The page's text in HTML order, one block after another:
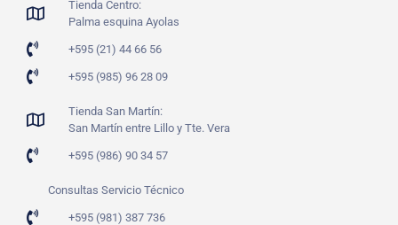
Tienda Centro:
Palma esquina Ayolas
+595 (21) 44 66 56
+595 (985) 96 28 09
Tienda San Martín:
San Martín entre Lillo y Tte. Vera
+595 (986) 90 34 57
Consultas Servicio Técnico
+595 (981) 387 736